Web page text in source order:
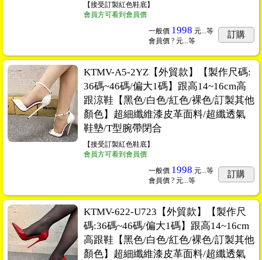
【接受訂製紅色鞋底】
會員方可看到會員價
一般價 1998 元...等
會員價 ? 元...等
訂購
KTMV-A5-2YZ【外貿款】【製作尺碼:
36碼~46碼/偏大1碼】跟高14~16cm高
跟涼鞋【黑色/白色/紅色/裸色/訂製其他
顏色】超細纖維漆皮革面料/超纖透氣
鞋墊/T型腕帶閉合
【接受訂製紅色鞋底】
會員方可看到會員價
一般價 1998 元...等
會員價 ? 元...等
訂購
KTMV-622-U723【外貿款】【製作尺
碼:36碼~46碼/偏大1碼】跟高14~16cm
高跟鞋【黑色/白色/紅色/裸色/訂製其他
顏色】超細纖維漆皮革面料/超纖透氣